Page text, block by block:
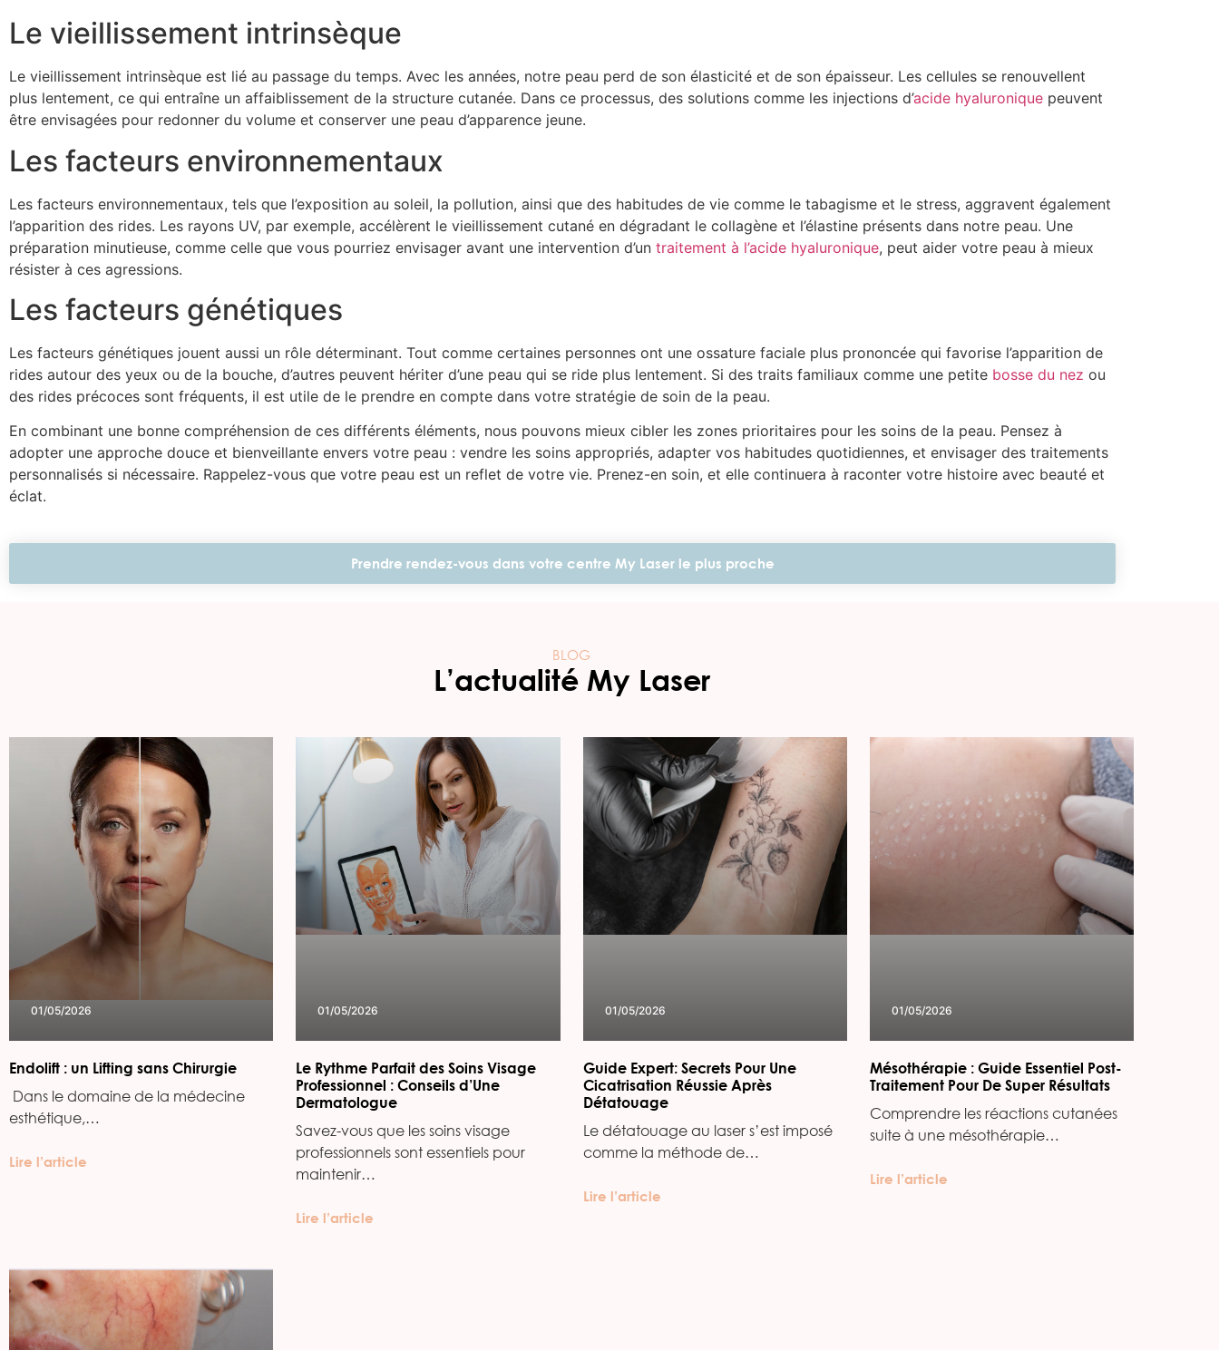
Le vieillissement intrinsèque
Le vieillissement intrinsèque est lié au passage du temps. Avec les années, notre peau perd de son élasticité et de son épaisseur. Les cellules se renouvellent
plus lentement, ce qui entraîne un affaiblissement de la structure cutanée. Dans ce processus, des solutions comme les injections d’acide hyaluronique peuvent
être envisagées pour redonner du volume et conserver une peau d’apparence jeune.
Les facteurs environnementaux
Les facteurs environnementaux, tels que l’exposition au soleil, la pollution, ainsi que des habitudes de vie comme le tabagisme et le stress, aggravent également
l’apparition des rides. Les rayons UV, par exemple, accélèrent le vieillissement cutané en dégradant le collagène et l’élastine présents dans notre peau. Une
préparation minutieuse, comme celle que vous pourriez envisager avant une intervention d’un traitement à l’acide hyaluronique, peut aider votre peau à mieux
résister à ces agressions.
Les facteurs génétiques
Les facteurs génétiques jouent aussi un rôle déterminant. Tout comme certaines personnes ont une ossature faciale plus prononcée qui favorise l’apparition de
rides autour des yeux ou de la bouche, d’autres peuvent hériter d’une peau qui se ride plus lentement. Si des traits familiaux comme une petite bosse du nez ou
des rides précoces sont fréquents, il est utile de le prendre en compte dans votre stratégie de soin de la peau.
En combinant une bonne compréhension de ces différents éléments, nous pouvons mieux cibler les zones prioritaires pour les soins de la peau. Pensez à
adopter une approche douce et bienveillante envers votre peau : vendre les soins appropriés, adapter vos habitudes quotidiennes, et envisager des traitements
personnalisés si nécessaire. Rappelez-vous que votre peau est un reflet de votre vie. Prenez-en soin, et elle continuera à raconter votre histoire avec beauté et
éclat.
Prendre rendez-vous dans votre centre My Laser le plus proche
BLOG
L’actualité My Laser
01/05/2026
Endolift : un Lifting sans Chirurgie
‍ Dans le domaine de la médecine
esthétique,…
Lire l’article
01/05/2026
Le Rythme Parfait des Soins Visage
Professionnel : Conseils d’Une
Dermatologue
Savez-vous que les soins visage
professionnels sont essentiels pour
maintenir…
Lire l’article
01/05/2026
Guide Expert: Secrets Pour Une
Cicatrisation Réussie Après
Détatouage
Le détatouage au laser s’est imposé
comme la méthode de…
Lire l’article
01/05/2026
Mésothérapie : Guide Essentiel Post-
Traitement Pour De Super Résultats
Comprendre les réactions cutanées
suite à une mésothérapie…
Lire l’article